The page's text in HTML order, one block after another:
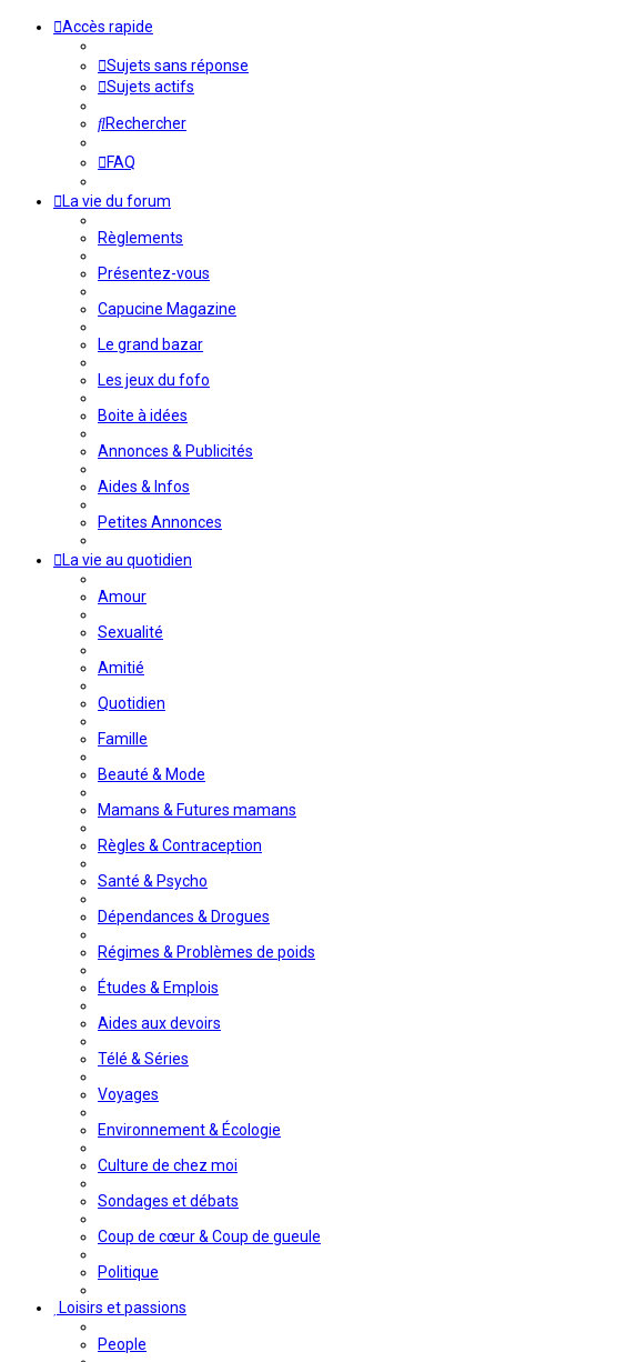
Accès rapide
Sujets sans réponse
Sujets actifs
Rechercher
FAQ
La vie du forum
Règlements
Présentez-vous
Capucine Magazine
Le grand bazar
Les jeux du fofo
Boite à idées
Annonces & Publicités
Aides & Infos
Petites Annonces
La vie au quotidien
Amour
Sexualité
Amitié
Quotidien
Famille
Beauté & Mode
Mamans & Futures mamans
Règles & Contraception
Santé & Psycho
Dépendances & Drogues
Régimes & Problèmes de poids
Études & Emplois
Aides aux devoirs
Télé & Séries
Voyages
Environnement & Écologie
Culture de chez moi
Sondages et débats
Coup de cœur & Coup de gueule
Politique
Loisirs et passions
People